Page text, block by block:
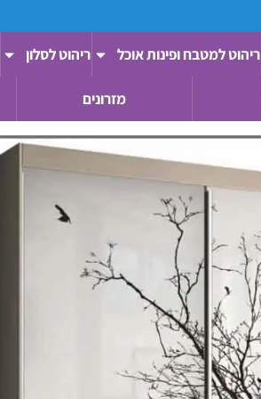
ריהוט למטבח ופינות אוכל ריהוט לסלון
מזרונים